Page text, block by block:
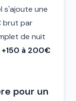
s'ajoute une
brut par
de nuit
+150 à 200€
pour un